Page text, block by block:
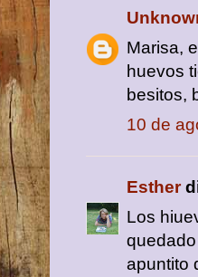
Marisa,
huevos
besitos,
10 de
Esther
Los
apuntito